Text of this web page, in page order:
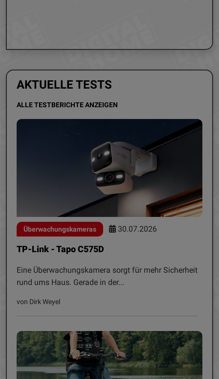
AKTUELLE TESTS
ALLE TESTBERICHTE ANZEIGEN
Überwachungskameras 30.07.2026
TP-Link - Tapo C575D
Eine Überwachungskamera sorgt für mehr Sicherheit
rund ums Haus. Gerade in der...
von Dirk Weyel